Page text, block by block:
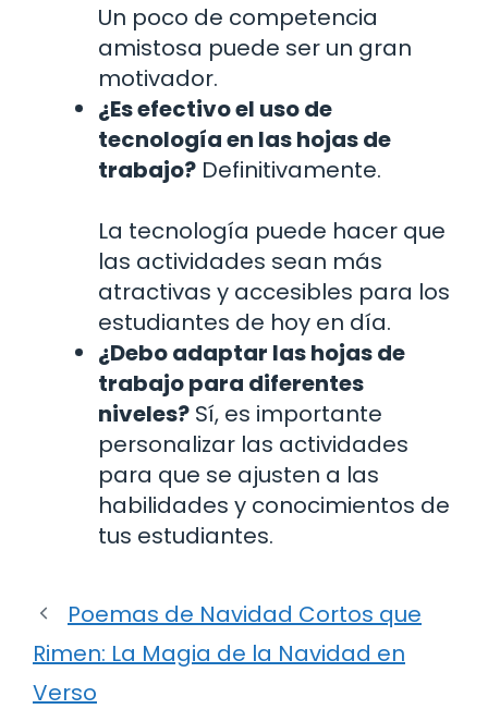
Un poco de competencia
amistosa puede ser un gran
motivador.
¿Es efectivo el uso de
tecnología en las hojas de
trabajo? Definitivamente.
La tecnología puede hacer que
las actividades sean más
atractivas y accesibles para los
estudiantes de hoy en día.
¿Debo adaptar las hojas de
trabajo para diferentes
niveles? Sí, es importante
personalizar las actividades
para que se ajusten a las
habilidades y conocimientos de
tus estudiantes.
Poemas de Navidad Cortos que
Rimen: La Magia de la Navidad en
Verso